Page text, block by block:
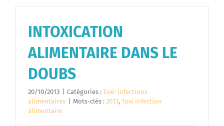
INTOXICATION
ALIMENTAIRE DANS LE
DOUBS
20/10/2013 Catégories : Toxi-infections
alimentaires
Mots-clés : 2013, Toxi infection
alimentaire